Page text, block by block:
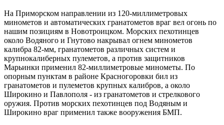
На Приморском направлении из 120-миллиметровых
минометов и автоматических гранатометов враг вел огонь по
нашим позициям в Новотроицком. Морских пехотинцев
около Водяного и Гнутово накрывал огнем минометов
калибра 82-мм, гранатометов различных систем и
крупнокалиберных пулеметов, а против защитников
Марьинки применил 82-миллиметровые минометы. По
опорным пунктам в районе Красногоровки бил из
гранатометов и пулеметов крупных калибров, а около
Широкино и Павлополя - из гранатометов и стрелкового
оружия. Против морских пехотинцев под Водяным и
Широкино враг применил также вооружения БМП.